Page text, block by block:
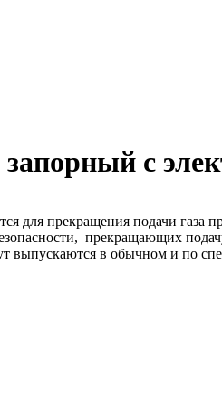
с
для прекращения подачи газа
прекращающих
выпускаются в обычном и по